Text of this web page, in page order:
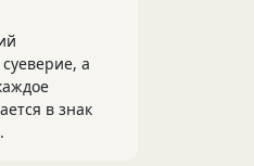
а
в знак